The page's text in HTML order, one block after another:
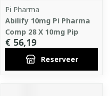
Pi Pharma
Abilify 10mg Pi Pharma
Comp 28 X 10mg Pip
€ 56,19
Reserveer